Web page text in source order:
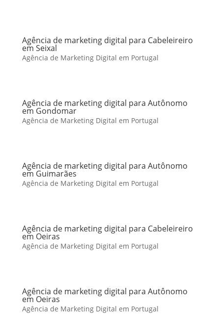
Agência de marketing digital para Cabeleireiro
em Seixal
Agência de Marketing Digital em Portugal
Agência de marketing digital para Autônomo
em Gondomar
Agência de Marketing Digital em Portugal
Agência de marketing digital para Autônomo
em Guimarães
Agência de Marketing Digital em Portugal
Agência de marketing digital para Cabeleireiro
em Oeiras
Agência de Marketing Digital em Portugal
Agência de marketing digital para Autônomo
em Oeiras
Agência de Marketing Digital em Portugal